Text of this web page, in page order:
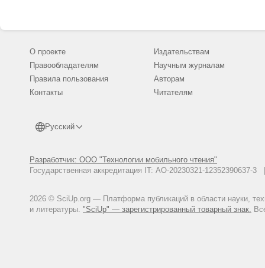
О проекте
Правообладателям
Правила пользования
Контакты
Русский
Разработчик: ООО "Технологии мобильного чтения"
Государственная аккредитация IT: АО-20230321-
2026 © SciUp.org — Платформа публикаций в области науки,
и литературы. "SciUp" — зарегистрированный товарный знак.
Издательствам
Научным журналам
Авторам
Читателям